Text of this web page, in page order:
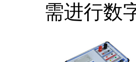
需进行数